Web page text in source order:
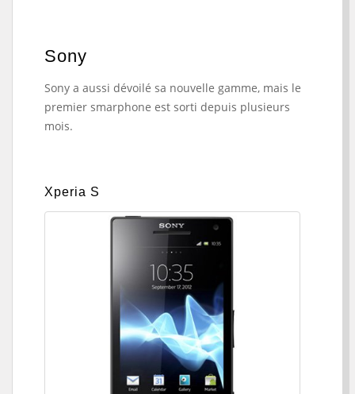
Sony
Sony a aussi dévoilé sa nouvelle gamme, mais le
premier smarphone est sorti depuis plusieurs
mois.
Xperia S